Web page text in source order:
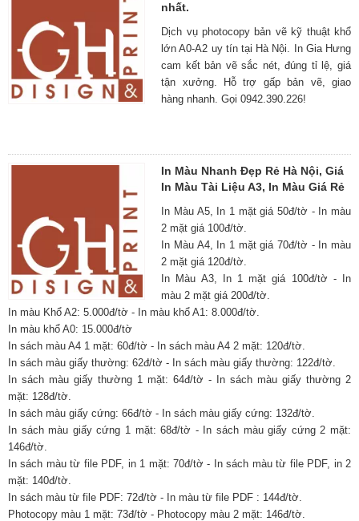
nhất.
Dịch vụ photocopy bản vẽ kỹ thuật khổ
lớn A0-A2 uy tín tại Hà Nội. In Gia Hưng
cam kết bản vẽ sắc nét, đúng tỉ lệ, giá
tận xưởng. Hỗ trợ gấp bản vẽ, giao
hàng nhanh. Gọi 0942.390.226!
In Màu Nhanh Đẹp Rẻ Hà Nội, Giá
In Màu Tài Liệu A3, In Màu Giá Rẻ
In Màu A5, In 1 mặt giá 50đ/tờ - In màu
2 mặt giá 100đ/tờ.
In Màu A4, In 1 mặt giá 70đ/tờ - In màu
2 mặt giá 120đ/tờ.
In Màu A3, In 1 mặt giá 100đ/tờ - In
màu 2 mặt giá 200đ/tờ.
In màu Khổ A2: 5.000đ/tờ - In màu khổ A1: 8.000đ/tờ.
In màu khổ A0: 15.000đ/tờ
In sách màu A4 1 mặt: 60đ/tờ - In sách màu A4 2 mặt: 120đ/tờ.
In sách màu giấy thường: 62đ/tờ - In sách màu giấy thường: 122đ/tờ.
In sách màu giấy thường 1 mặt: 64đ/tờ - In sách màu giấy thường 2
mặt: 128đ/tờ.
In sách màu giấy cứng: 66đ/tờ - In sách màu giấy cứng: 132đ/tờ.
In sách màu giấy cứng 1 mặt: 68đ/tờ - In sách màu giấy cứng 2 mặt:
146đ/tờ.
In sách màu từ file PDF, in 1 mặt: 70đ/tờ - In sách màu từ file PDF, in 2
mặt: 140đ/tờ.
In sách màu từ file PDF: 72đ/tờ - In màu từ file PDF : 144đ/tờ.
Photocopy màu 1 mặt: 73đ/tờ - Photocopy màu 2 mặt: 146đ/tờ.